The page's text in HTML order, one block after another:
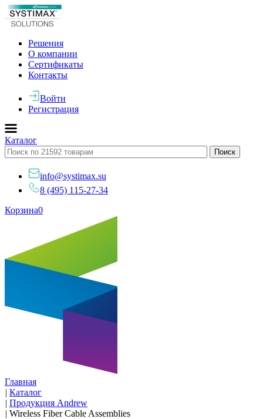
Решения
О компании
Сертификаты
Контакты
Войти
Регистрация
Каталог
info@systimax.su
8 (495) 115-27-34
Корзина0
Главная
| Каталог
| Продукция Andrew
| Wireless Fiber Cable Assemblies